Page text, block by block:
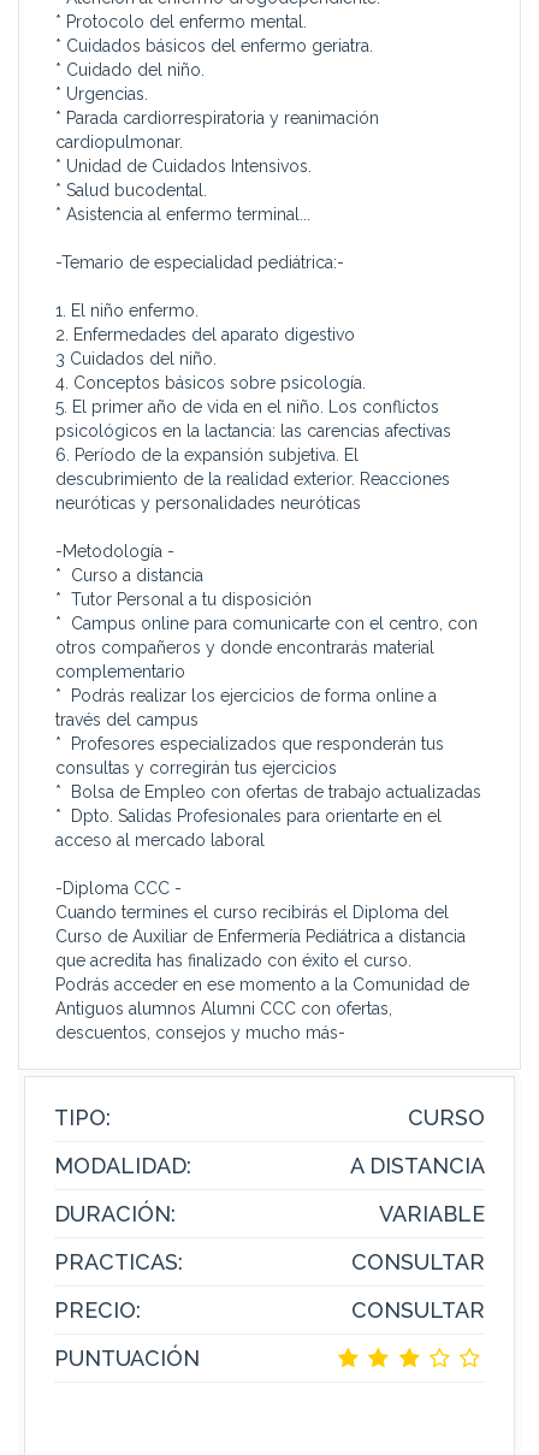
* Protocolo del enfermo mental.
* Cuidados básicos del enfermo geriatra.
* Cuidado del niño.
* Urgencias.
* Parada cardiorrespiratoria y reanimación
cardiopulmonar.
* Unidad de Cuidados Intensivos.
* Salud bucodental.
* Asistencia al enfermo terminal...
-Temario de especialidad pediátrica:-
1. El niño enfermo.
2. Enfermedades del aparato digestivo
3 Cuidados del niño.
4. Conceptos básicos sobre psicología.
5. El primer año de vida en el niño. Los conflictos
psicológicos en la lactancia: las carencias afectivas
6. Período de la expansión subjetiva. El
descubrimiento de la realidad exterior. Reacciones
neuróticas y personalidades neuróticas
-Metodología -
* Curso a distancia
* Tutor Personal a tu disposición
* Campus online para comunicarte con el centro, con
otros compañeros y donde encontrarás material
complementario
* Podrás realizar los ejercicios de forma online a
través del campus
* Profesores especializados que responderán tus
consultas y corregirán tus ejercicios
* Bolsa de Empleo con ofertas de trabajo actualizadas
* Dpto. Salidas Profesionales para orientarte en el
acceso al mercado laboral
-Diploma CCC -
Cuando termines el curso recibirás el Diploma del
Curso de Auxiliar de Enfermería Pediátrica a distancia
que acredita has finalizado con éxito el curso.
Podrás acceder en ese momento a la Comunidad de
Antiguos alumnos Alumni CCC con ofertas,
descuentos, consejos y mucho más-
TIPO:
CURSO
MODALIDAD:
A DISTANCIA
DURACIÓN:
VARIABLE
PRACTICAS:
CONSULTAR
PRECIO:
CONSULTAR
PUNTUACIÓN